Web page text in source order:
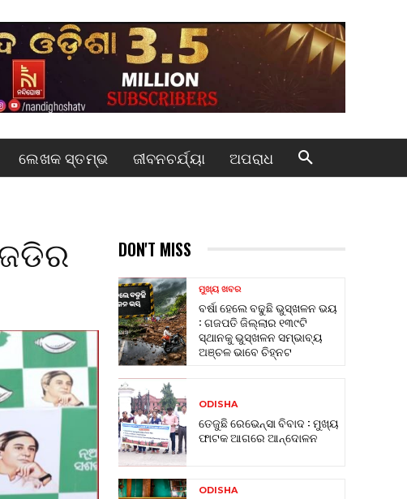
ଲେଖକ ସ୍ତମ୍ଭ ଜୀବନଚର୍ଯ୍ୟା ଅପରାଧ
DON'T MISS
ମୁଖ୍ୟ ଖବର
ବର୍ଷା ହେଲେ ବଢୁଛି ଭୁସ୍ଖଳନ ଭୟ
: ଗଜପତି ଜିଲ୍ଲାର ୧୩୯ଟି
ସ୍ଥାନକୁ ଭୁସ୍ଖଳନ ସମ୍ଭାବ୍ୟ
ଅଞ୍ଚଳ ଭାବେ ଚିହ୍ନଟ
ODISHA
ତେଜୁଛି ରେଭେନ୍ସା ବିବାଦ : ମୁଖ୍ୟ
ଫାଟକ ଆଗରେ ଆନ୍ଦୋଳନ
ODISHA